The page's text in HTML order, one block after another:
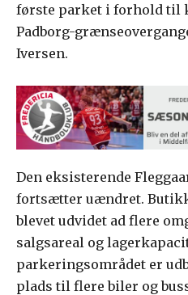
første parket i forhold til
Padborg-
Iversen.
Den eksisterende
fortsætter uændret.
blevet udvidet ad flere
salgsareal og
parkeringsområdet er
plads til flere biler og